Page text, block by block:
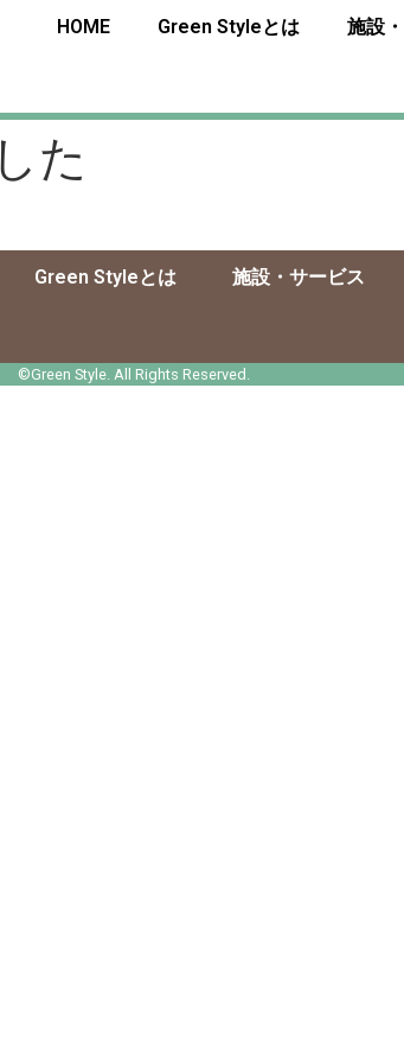
HOME Green Styleとは 施設
た
Green Styleとは 施設・サービス
©Green Style. All Rights Reserved.